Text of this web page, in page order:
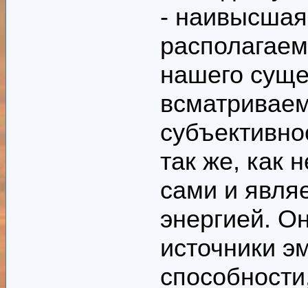
-
нашего
так же, как
сами и
энергией.
источники